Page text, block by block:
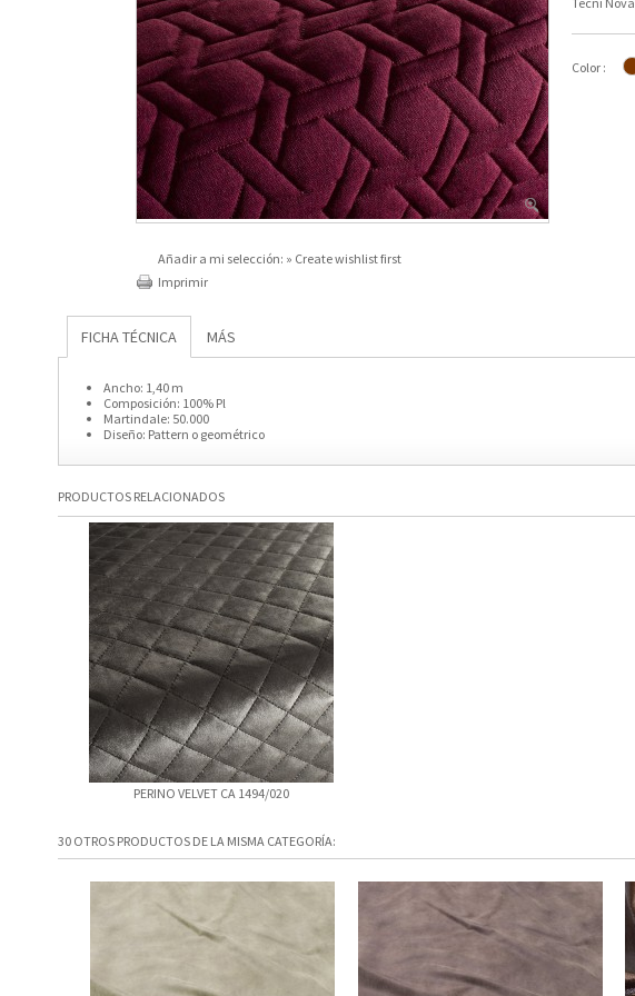
Añadir a mi selección: » Create wishlist first
Imprimir
Color :
FICHA TÉCNICA MÁS
Ancho: 1,40 m
Composición: 100% Pl
Martindale: 50.000
Diseño: Pattern o geométrico
PRODUCTOS RELACIONADOS
PERINO VELVET CA 1494/020
30 OTROS PRODUCTOS DE LA MISMA CATEGORÍA: